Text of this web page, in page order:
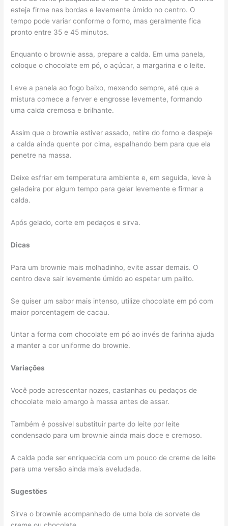
esteja firme nas bordas e levemente úmido no centro. O
tempo pode variar conforme o forno, mas geralmente fica
pronto entre 35 e 45 minutos.
Enquanto o brownie assa, prepare a calda. Em uma panela,
coloque o chocolate em pó, o açúcar, a margarina e o leite.
Leve a panela ao fogo baixo, mexendo sempre, até que a
mistura comece a ferver e engrosse levemente, formando
uma calda cremosa e brilhante.
Assim que o brownie estiver assado, retire do forno e despeje
a calda ainda quente por cima, espalhando bem para que ela
penetre na massa.
Deixe esfriar em temperatura ambiente e, em seguida, leve à
geladeira por algum tempo para gelar levemente e firmar a
calda.
Após gelado, corte em pedaços e sirva.
Dicas
Para um brownie mais molhadinho, evite assar demais. O
centro deve sair levemente úmido ao espetar um palito.
Se quiser um sabor mais intenso, utilize chocolate em pó com
maior porcentagem de cacau.
Untar a forma com chocolate em pó ao invés de farinha ajuda
a manter a cor uniforme do brownie.
Variações
Você pode acrescentar nozes, castanhas ou pedaços de
chocolate meio amargo à massa antes de assar.
Também é possível substituir parte do leite por leite
condensado para um brownie ainda mais doce e cremoso.
A calda pode ser enriquecida com um pouco de creme de leite
para uma versão ainda mais aveludada.
Sugestões
Sirva o brownie acompanhado de uma bola de sorvete de